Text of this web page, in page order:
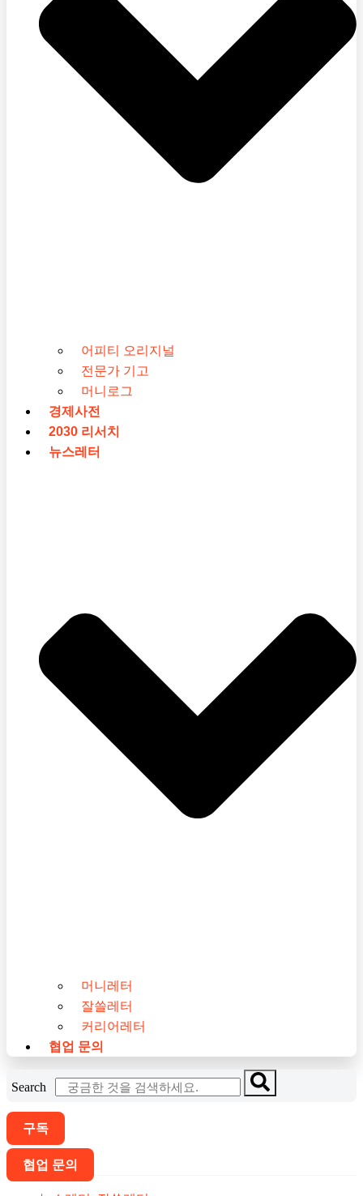
어피티 오리지널
전문가 기고
머니로그
경제사전
2030 리서치
뉴스레터
머니레터
잘쓸레터
커리어레터
협업 문의
Search
구독
협업 문의